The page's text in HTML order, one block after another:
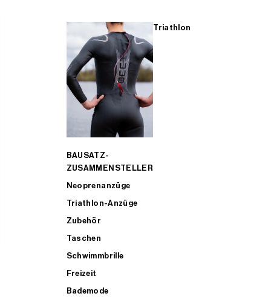
Triathlon
BAUSATZ-
ZUSAMMENSTELLER
Neoprenanzüge
Triathlon-Anzüge
Zubehör
Taschen
Schwimmbrille
Freizeit
Bademode